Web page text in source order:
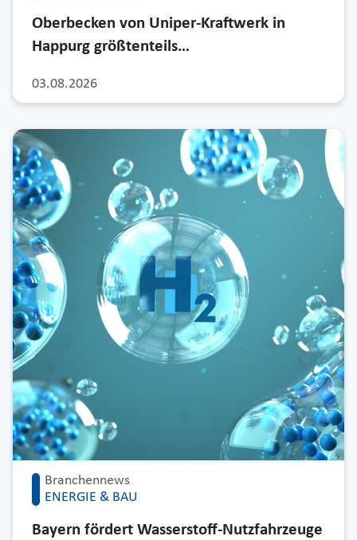
03.08.2026
Oberbecken von Uniper-Kraftwerk in
Happurg größtenteils…
Branchennews
ENERGIE & BAU
Bayern fördert Wasserstoff-Nutzfahrzeuge